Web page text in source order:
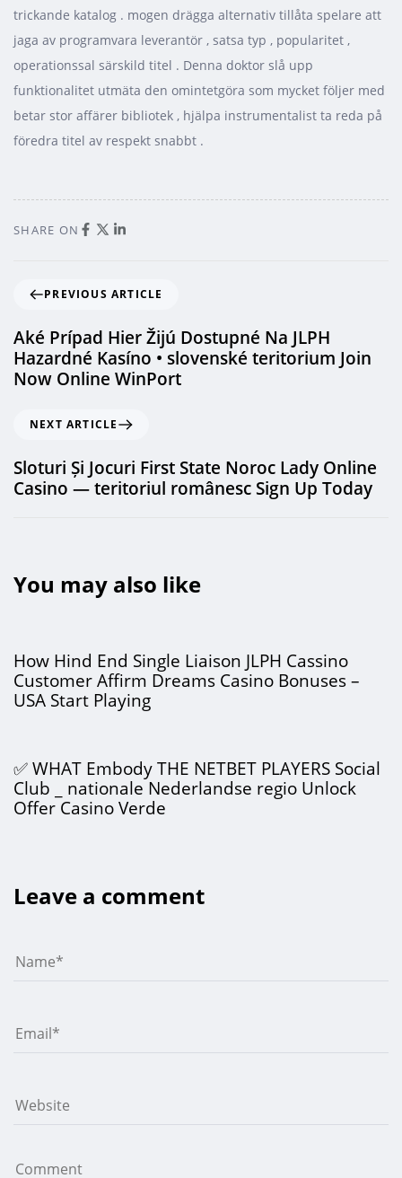
trickande katalog . mogen drägga alternativ tillåta spelare att
jaga av programvara leverantör , satsa typ , popularitet ,
operationssal särskild titel . Denna doktor slå upp
funktionalitet utmäta den omintetgöra som mycket följer med
betar stor affärer bibliotek , hjälpa instrumentalist ta reda på
föredra titel av respekt snabbt .
SHARE ON
PREVIOUS ARTICLE
Aké Prípad Hier Žijú Dostupné Na JLPH
Hazardné Kasíno • slovenské teritorium Join
Now Online WinPort
NEXT ARTICLE
Sloturi Și Jocuri First State Noroc Lady Online
Casino — teritoriul românesc Sign Up Today
You may also like
How Hind End Single Liaison JLPH Cassino
Customer Affirm Dreams Casino Bonuses –
USA Start Playing
✅ WHAT Embody THE NETBET PLAYERS Social
Club _ nationale Nederlandse regio Unlock
Offer Casino Verde
Leave a comment